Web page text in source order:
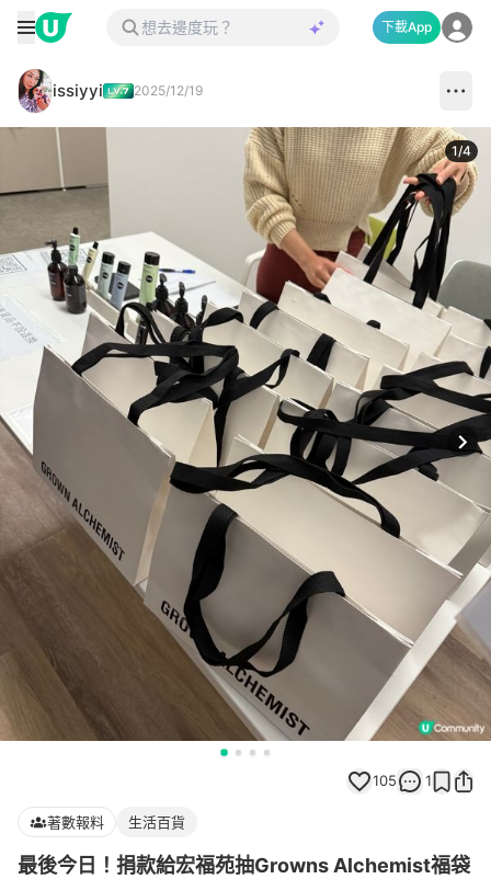
下載App
issiyyi 2025/12/19
1/4
105 1
著數報料 生活百貨
最後今日！捐款給宏福苑抽Growns Alchemist福袋